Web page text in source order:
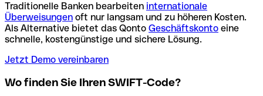
Traditionelle Banken bearbeiten internationale
Überweisungen oft nur langsam und zu höheren Kosten.
Als Alternative bietet das Qonto Geschäftskonto eine
schnelle, kostengünstige und sichere Lösung.
Jetzt Demo vereinbaren
Wo finden Sie Ihren SWIFT-Code?